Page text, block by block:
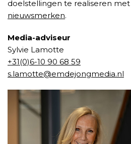
doelstellingen te realiseren
nieuwsmerken.
Media-adviseur
Sylvie Lamotte
+31(0)6-10 90 68 59
s.lamotte@emdejongmedia.nl